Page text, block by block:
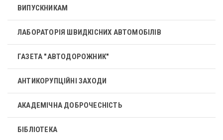
ВИПУСКНИКАМ
ЛАБОРАТОРІЯ ШВИДКІСНИХ АВТОМОБІЛІВ
ГАЗЕТА "АВТОДОРОЖНИК"
АНТИКОРУПЦІЙНІ ЗАХОДИ
АКАДЕМІЧНА ДОБРОЧЕСНІСТЬ
БІБЛІОТЕКА